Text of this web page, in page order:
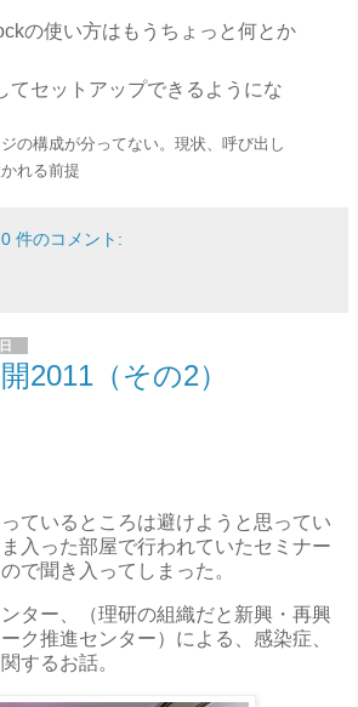
の使い方はもうちょっと何とか
てセットアップできるようにな
の構成が分ってない。現状、呼び出し
れる前提
0 件のコメント:
2011（その2）
ているところは避けようと思ってい
入った部屋で行われていたセミナー
で聞き入ってしまった。
ター、（理研の組織だと新興・再興
ク推進センター）による、感染症、
するお話。